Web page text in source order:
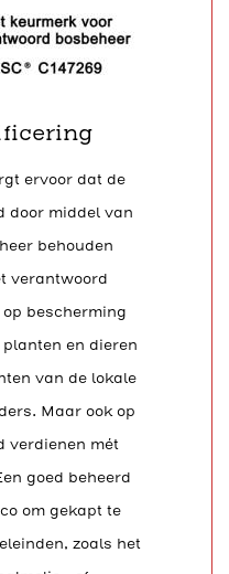
ervoor dat de
door middel van
behouden
verantwoord
bescherming
en dieren
van de lokale
Maar ook op
verdienen mét
goed beheerd
om gekapt te
zoals het